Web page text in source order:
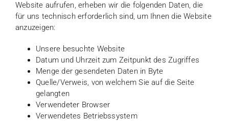
Website aufrufen, erheben wir die folgenden Daten, die
für uns technisch erforderlich sind, um Ihnen die Website
anzuzeigen:
Unsere besuchte Website
Datum und Uhrzeit zum Zeitpunkt des Zugriffes
Menge der gesendeten Daten in Byte
Quelle/Verweis, von welchem Sie auf die Seite
gelangten
Verwendeter Browser
Verwendetes Betriebssystem